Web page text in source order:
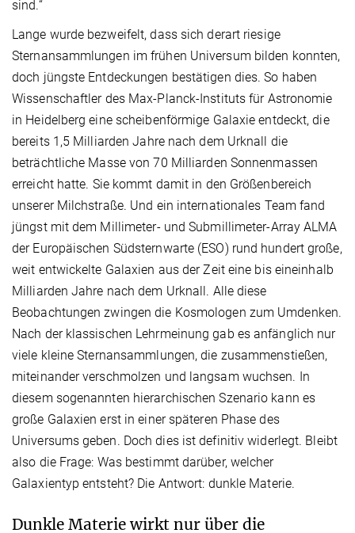
sind.“
Lange wurde bezweifelt, dass sich derart riesige
Sternansammlungen im frühen Universum bilden konnten,
doch jüngste Entdeckungen bestätigen dies. So haben
Wissenschaftler des Max-Planck-Instituts für Astronomie
in Heidelberg eine scheibenförmige Galaxie entdeckt, die
bereits 1,5 Milliarden Jahre nach dem Urknall die
beträchtliche Masse von 70 Milliarden Sonnenmassen
erreicht hatte. Sie kommt damit in den Größenbereich
unserer Milchstraße. Und ein internationales Team fand
jüngst mit dem Millimeter- und Submillimeter-Array ALMA
der Europäischen Süd­sternwarte (ESO) rund hundert große,
weit entwickelte Galaxien aus der Zeit eine bis eineinhalb
Milliarden Jahre nach dem Urknall. Alle diese
Beobachtungen zwingen die Kosmologen zum Umdenken.
Nach der klassischen Lehrmeinung gab es anfänglich nur
viele kleine Sternansammlungen, die zusammenstießen,
miteinander verschmolzen und langsam wuchsen. In
diesem sogenannten hierarchischen Szenario kann es
große Galaxien erst in einer späteren Phase des
Universums geben. Doch dies ist definitiv widerlegt. Bleibt
also die Frage: Was bestimmt darüber, welcher
Galaxientyp entsteht? Die Antwort: dunkle Materie.
Dunkle Materie wirkt nur über die